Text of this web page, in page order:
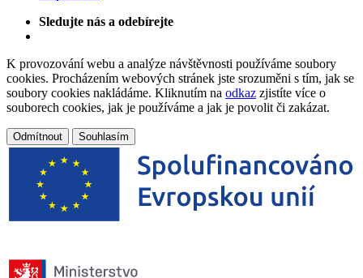
Sledujte nás a odebírejte
K provozování webu a analýze návštěvnosti používáme soubory
cookies. Procházením webových stránek jste srozuměni s tím, jak se
soubory cookies nakládáme. Kliknutím na odkaz zjistíte více o
souborech cookies, jak je používáme a jak je povolit či zakázat.
Odmítnout Souhlasím